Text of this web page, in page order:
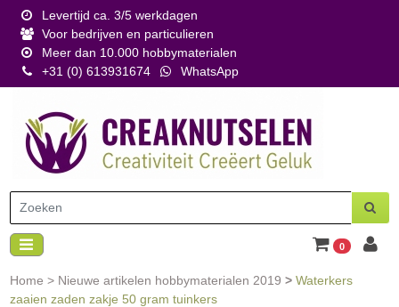
Levertijd ca. 3/5 werkdagen
Voor bedrijven en particulieren
Meer dan 10.000 hobbymaterialen
+31 (0) 613931674
WhatsApp
0
Home > Nieuwe artikelen hobbymaterialen 2019 > Waterkers
zaaien zaden zakje 50 gram tuinkers